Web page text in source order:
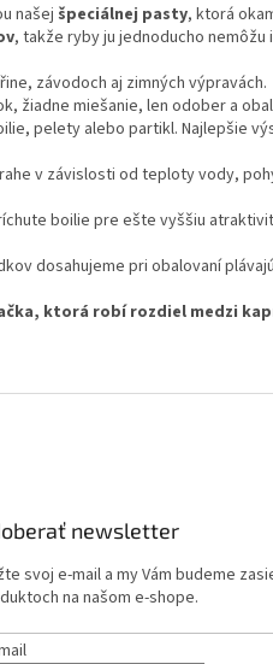
našej špeciálnej pasty, ktorá
, takže ryby ju jednoducho nemôžu
závodoch aj zimných výpravách.
žiadne miešanie, len odober a
pelety alebo partikl. Najlepšie
v závislosti od teploty vody,
boilie pre ešte vyššiu
dosahujeme pri obalovaní
ktorá robí rozdiel medzi
newsletter
svoj e-mail a my Vám budeme
na našom e-shope.